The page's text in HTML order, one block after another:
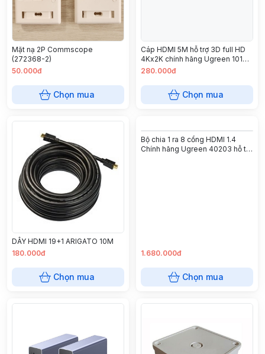
Mặt nạ 2P Commscope
(272368-2)
50.000đ
Chọn mua
Cáp HDMI 5M hỗ trợ 3D full HD
4Kx2K chính hãng Ugreen 10167
cao cấp
280.000đ
Chọn mua
DÂY HDMI 19+1 ARIGATO 10M
180.000đ
Chọn mua
Bộ chia 1 ra 8 cổng HDMI 1.4
Chính hãng Ugreen 40203 hỗ trợ
1.680.000đ
Chọn mua